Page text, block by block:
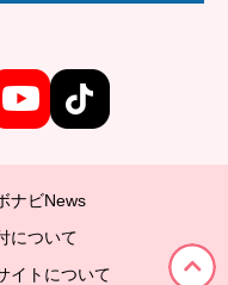
ナビNews
について
イトについて